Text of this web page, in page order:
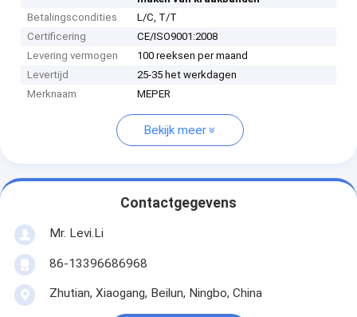
Betalingscondities
L/C, T/T
Certificering
CE/ISO9001:2008
Levering vermogen
100 reeksen per maand
Levertijd
25-35 het werkdagen
Merknaam
MEPER
Bekijk meer
Contactgegevens
Mr. Levi.Li
86-13396686968
Zhutian, Xiaogang, Beilun, Ningbo, China